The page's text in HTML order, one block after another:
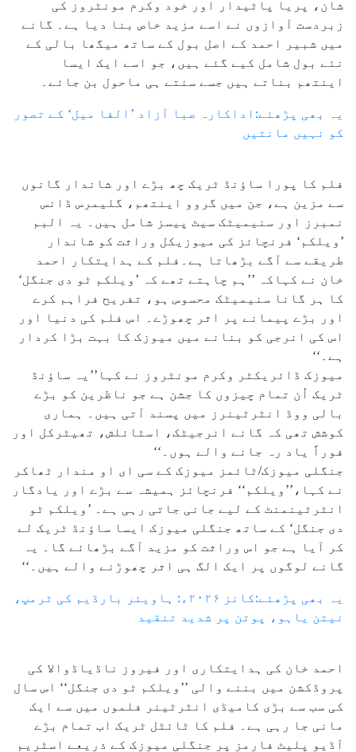
شان، پریا پاٹیدار اور خود وکرم مونٹروز کی
زبردست آوازوں نے اسے مزید خاص بنا دیا ہے۔ گانے
میں شبیر احمد کے اصل بول کے ساتھ میگھا بالی کے
نئے بول شامل کیے گئے ہیں، جو اسے ایک ایسا
اینتھم بناتے ہیں جسے سنتے ہی ماحول بن جائے۔
یہ بھی پڑھئے:اداکارہ صبا آزاد ’الفا میل‘ کے تصور
کو نہیں مانتیں
فلم کا پورا ساؤنڈ ٹریک چھ بڑے اور شاندار گانوں
سے مزین ہے، جن میں گروو اینتھم، گلیمرس ڈانس
نمبرز اور سنیمیٹک سیٹ پیسز شامل ہیں۔ یہ البم
’ویلکم‘ فرنچائز کی میوزیکل وراثت کو شاندار
طریقے سے آگے بڑھاتا ہے۔فلم کے ہدایتکار احمد
خان نے کہاکہ ’’ہم چاہتے تھے کہ ’ویلکم ٹو دی جنگل‘
کا ہر گانا سنیمیٹک محسوس ہو، تفریح فراہم کرے
اور بڑے پیمانے پر اثر چھوڑے۔ اس فلم کی دنیا اور
اس کی انرجی کو بنانے میں میوزک کا بہت بڑا کردار
ہے۔‘‘
میوزک ڈائریکٹر وکرم مونٹروز نے کہا’’یہ ساؤنڈ
ٹریک اُن تمام چیزوں کا جشن ہے جو ناظرین کو بڑے
بالی ووڈ انٹرٹینرز میں پسند آتی ہیں۔ ہماری
کوشش تھی کہ گانے انرجیٹک، اسٹائلش، تھیٹرکل اور
فوراً یاد رہ جانے والے ہوں۔‘‘
جنگلی میوزک/ٹائمز میوزک کے سی ای او مندار ٹھاکر
نے کہا،’’ویلکم‘‘ فرنچائز ہمیشہ سے بڑے اور یادگار
انٹرٹینمنٹ کے لیے جانی جاتی رہی ہے۔ ’ویلکم ٹو
دی جنگل‘ کے ساتھ جنگلی میوزک ایسا ساؤنڈ ٹریک لے
کر آیا ہے جو اس وراثت کو مزید آگے بڑھائے گا۔ یہ
گانے لوگوں پر ایک الگ ہی اثر چھوڑنے والے ہیں۔‘‘
یہ بھی پڑھئے:کانز ۲۰۲۶ء: ہاویئر بارڈیم کی ٹرمپ،
نیتن یاہو، پوتن پر شدید تنقید
احمد خان کی ہدایتکاری اور فیروز ناڈیاڈوالا کی
پروڈکشن میں بننے والی ’’ویلکم ٹو دی جنگل‘‘ اس سال
کی سب سے بڑی کامیڈی انٹرٹینر فلموں میں سے ایک
مانی جا رہی ہے۔ فلم کا ٹائٹل ٹریک اب تمام بڑے
آڈیو پلیٹ فارمز پر جنگلی میوزک کے ذریعے اسٹریم